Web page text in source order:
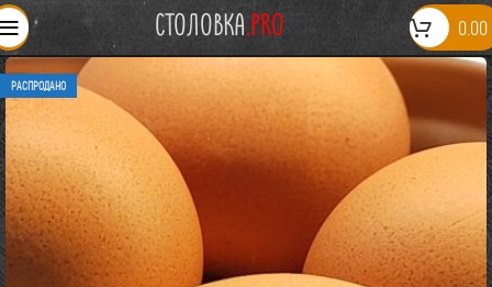
СТОЛОВКА.PRO 0.00
РАСПРОДАНО